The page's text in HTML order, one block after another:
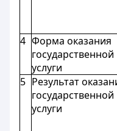
4 Форма оказания
государственной
услуги
5 Результат
государственной
услуги